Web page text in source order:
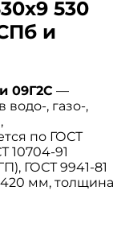
530
и
09Г2С —
, газо-,
по ГОСТ
10704-91
ГОСТ 9941-81
мм, толщина